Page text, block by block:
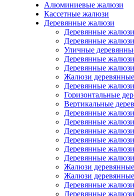
Алюминиевые жалюзи
Кассетные жалюзи
Деревянные жалюзи
Деревянные
Деревянные
Уличные
Деревянные
Деревянные
Жалюзи
Деревянные
Горизонтальные
Вертикальные
Деревянные
Деревянные
Деревянные
Деревянные
Деревянные
Деревянные
Жалюзи
Жалюзи
Деревянные
Деревянные